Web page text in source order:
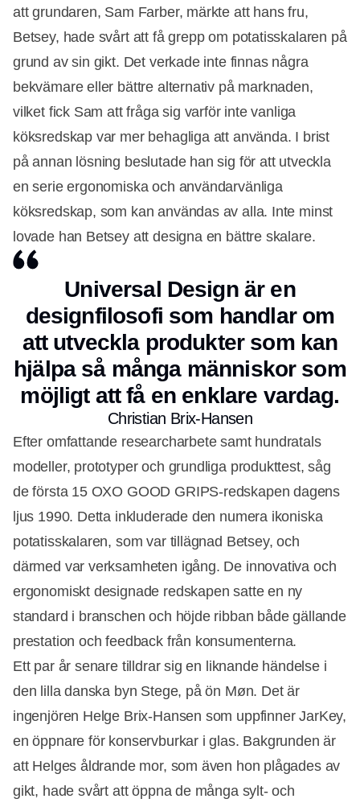
att grundaren, Sam Farber, märkte att hans fru,
Betsey, hade svårt att få grepp om potatisskalaren på
grund av sin gikt. Det verkade inte finnas några
bekvämare eller bättre alternativ på marknaden,
vilket fick Sam att fråga sig varför inte vanliga
köksredskap var mer behagliga att använda. I brist
på annan lösning beslutade han sig för att utveckla
en serie ergonomiska och användarvänliga
köksredskap, som kan användas av alla. Inte minst
lovade han Betsey att designa en bättre skalare.
Annons
Universal Design är en
designfilosofi som handlar om
att utveckla produkter som kan
hjälpa så många människor som
möjligt att få en enklare vardag.
Christian Brix-Hansen
Efter omfattande researcharbete samt hundratals
modeller, prototyper och grundliga produkttest, såg
de första 15 OXO GOOD GRIPS-redskapen dagens
ljus 1990. Detta inkluderade den numera ikoniska
potatisskalaren, som var tillägnad Betsey, och
därmed var verksamheten igång. De innovativa och
ergonomiskt designade redskapen satte en ny
standard i branschen och höjde ribban både gällande
prestation och feedback från konsumenterna.
Ett par år senare tilldrar sig en liknande händelse i
den lilla danska byn Stege, på ön Møn. Det är
ingenjören Helge Brix-Hansen som uppfinner JarKey,
en öppnare för konservburkar i glas. Bakgrunden är
att Helges åldrande mor, som även hon plågades av
gikt, hade svårt att öppna de många sylt- och